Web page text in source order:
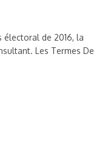
électoral de 2016, la
Les Termes De